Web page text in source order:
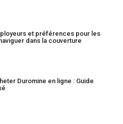
et préférences pour les
dans la couverture
Duromine en ligne : Guide